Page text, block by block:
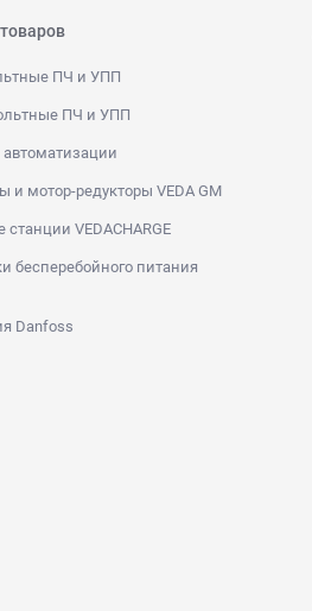
ПЧ и УПП
ПЧ и УПП
автоматизации
и мотор-редукторы VEDA GM
VEDACHARGE
бесперебойного питания
Danfoss